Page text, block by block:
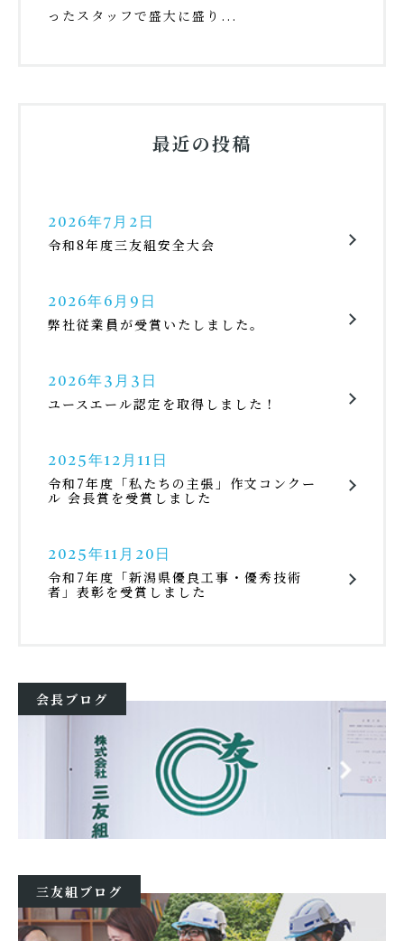
ったスタッフで盛大に盛り...
最近の投稿
2026年7月2日
令和8年度三友組安全大会
2026年6月9日
弊社従業員が受賞いたしました。
2026年3月3日
ユースエール認定を取得しました！
2025年12月11日
令和7年度「私たちの主張」作文コンクー
ル 会長賞を受賞しました
2025年11月20日
令和7年度「新潟県優良工事・優秀技術
者」表彰を受賞しました
会長ブログ
三友組ブログ